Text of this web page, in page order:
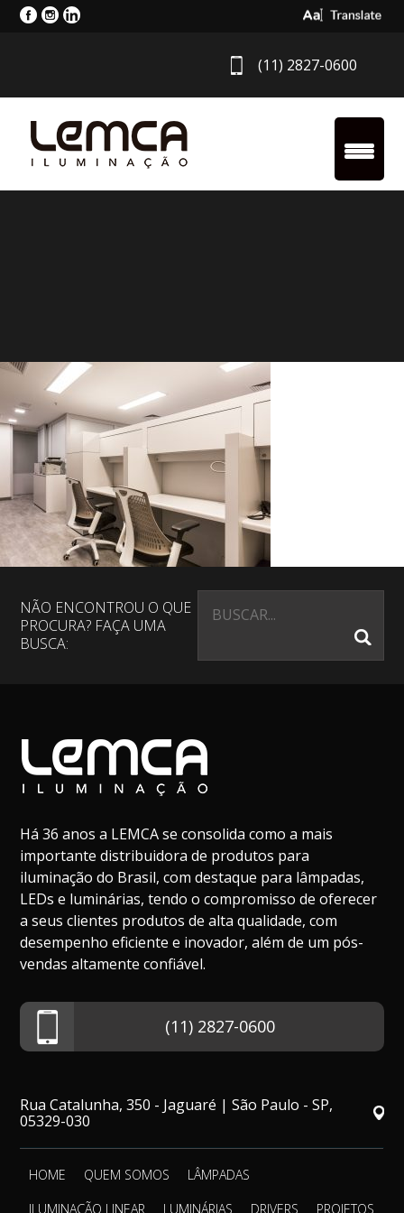
Select
(11) 2827-0600
NÃO ENCONTROU O QUE
PROCURA? FAÇA UMA
BUSCA:
Há 36 anos a LEMCA se consolida como a mais
importante distribuidora de produtos para
iluminação do Brasil, com destaque para lâmpadas,
LEDs e luminárias, tendo o compromisso de oferecer
a seus clientes produtos de alta qualidade, com
desempenho eficiente e inovador, além de um pós-
vendas altamente confiável.
(11) 2827-0600
Rua Catalunha, 350 - Jaguaré | São Paulo - SP,
05329-030
HOME QUEM SOMOS
LÂMPADAS
ILUMINAÇÃO LINEAR
LUMINÁRIAS DRIVERS PROJETOS